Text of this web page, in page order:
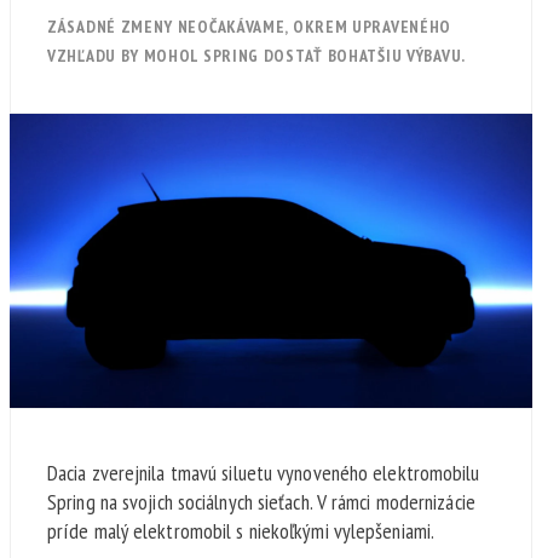
ZÁSADNÉ ZMENY NEOČAKÁVAME, OKREM UPRAVENÉHO
VZHĽADU BY MOHOL SPRING DOSTAŤ BOHATŠIU VÝBAVU.
Dacia zverejnila tmavú siluetu vynoveného elektromobilu
Spring na svojich sociálnych sieťach. V rámci modernizácie
príde malý elektromobil s niekoľkými vylepšeniami.